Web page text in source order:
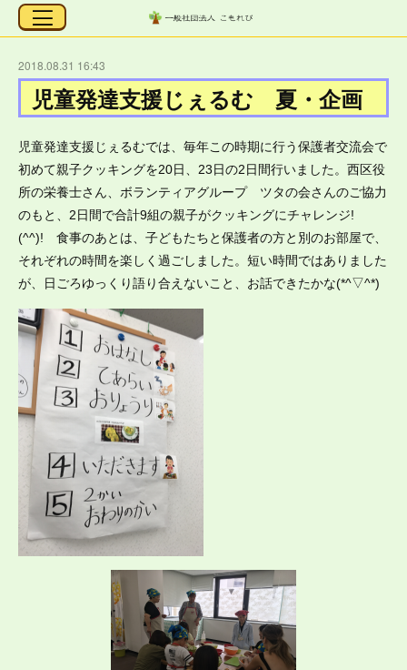
2018.08.31 16:43
児童発達支援じぇるむ 夏・企画
児童発達支援じぇるむでは、毎年この時期に行う保護者交流会で
初めて親子クッキングを20日、23日の2日間行いました。西区役
所の栄養士さん、ボランティアグループ ツタの会さんのご協力
のもと、2日間で合計9組の親子がクッキングにチャレンジ!
(^^)! 食事のあとは、子どもたちと保護者の方と別のお部屋で、
それぞれの時間を楽しく過ごしました。短い時間ではありました
が、日ごろゆっくり語り合えないこと、お話できたかな(*^▽^*)